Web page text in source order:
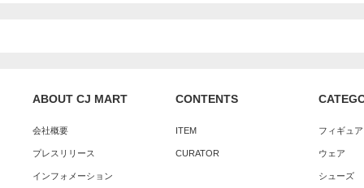
ABOUT CJ MART
会社概要
プレスリリース
インフォメーション
CONTENTS
ITEM
CURATOR
フィギュ
ウェア
シューズ